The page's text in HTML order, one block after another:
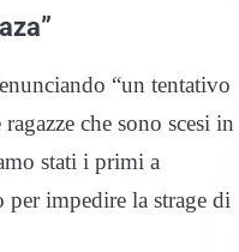
“un tentativo
che sono scesi in
stati i primi a
per impedire la strage di